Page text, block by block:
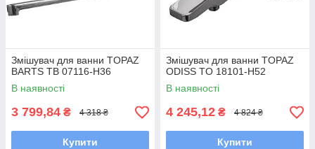
Змішувач для ванни TOPAZ
BARTS TB 07116-H36
В наявності
3 799,84 ₴ 4 318 ₴
Купити
Змішувач для ванни TOPAZ
ODISS TO 18101-H52
В наявності
4 245,12 ₴ 4 824 ₴
Купити